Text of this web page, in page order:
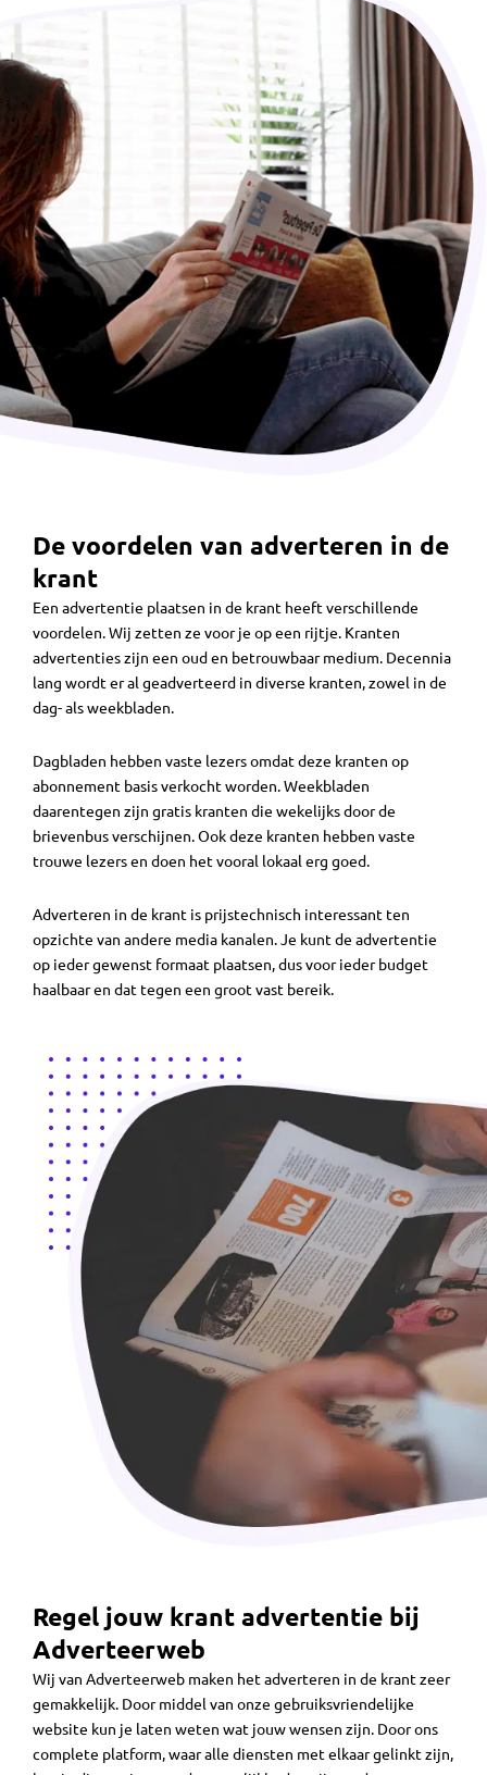
De voordelen van adverteren in de
krant
Een advertentie plaatsen in de krant heeft verschillende
voordelen. Wij zetten ze voor je op een rijtje. Kranten
advertenties zijn een oud en betrouwbaar medium. Decennia
lang wordt er al geadverteerd in diverse kranten, zowel in de
dag- als weekbladen.
Dagbladen hebben vaste lezers omdat deze kranten op
abonnement basis verkocht worden. Weekbladen
daarentegen zijn gratis kranten die wekelijks door de
brievenbus verschijnen. Ook deze kranten hebben vaste
trouwe lezers en doen het vooral lokaal erg goed.
Adverteren in de krant is prijstechnisch interessant ten
opzichte van andere media kanalen. Je kunt de advertentie
op ieder gewenst formaat plaatsen, dus voor ieder budget
haalbaar en dat tegen een groot vast bereik.
Regel jouw krant advertentie bij
Adverteerweb
Wij van Adverteerweb maken het adverteren in de krant zeer
gemakkelijk. Door middel van onze gebruiksvriendelijke
website kun je laten weten wat jouw wensen zijn. Door ons
complete platform, waar alle diensten met elkaar gelinkt zijn,